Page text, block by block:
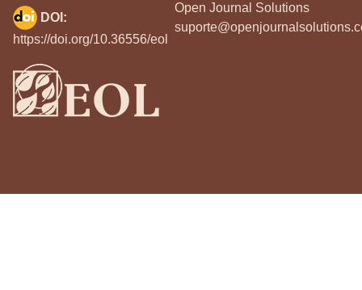
Open Journal Solutions
DOI:
https://doi.org/10.36556/eol